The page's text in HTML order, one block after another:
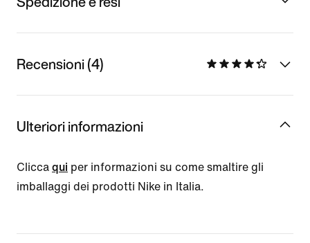
Recensioni (4)
Ulteriori informazioni
Clicca qui per informazioni su come smaltire gli
imballaggi dei prodotti Nike in Italia.